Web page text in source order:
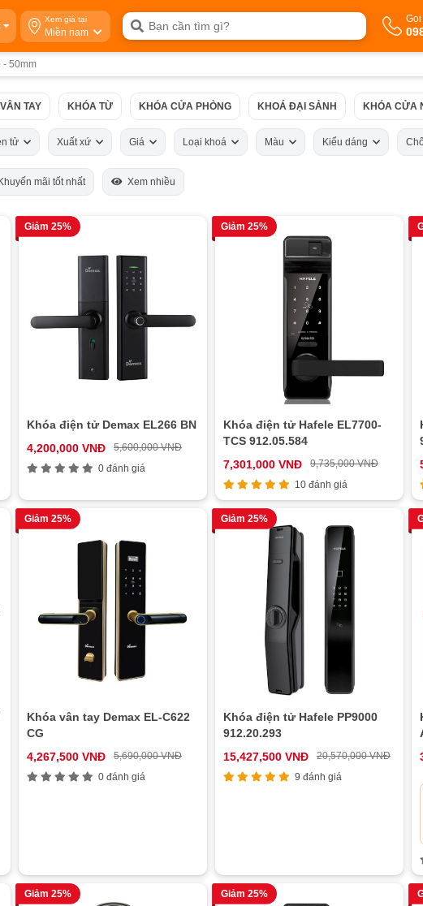
Xem giá tại
Miền nam
- 50mm
TAY KHÓA TỪ KHÓA CỬA PHÒNG KHOÁ ĐẠI SẢNH KHÓA CỬA
tử Xuất xứ Giá Loại khoá Màu Kiểu dáng
mãi tốt nhất Xem nhiều
Giảm 25%
Khóa điện tử Demax EL266 BN
4,200,000 VNĐ
5,600,000 VNĐ
0 đánh giá
Giảm 25%
Khóa điện tử Hafele EL7700-
TCS 912.05.584
7,301,000 VNĐ
9,735,000 VNĐ
10 đánh giá
Giảm 25%
Khóa vân tay Demax EL-C622
CG
4,267,500 VNĐ
5,690,000 VNĐ
0 đánh giá
Giảm 25%
Khóa điện tử Hafele PP9000
912.20.293
15,427,500 VNĐ
20,570,000 VNĐ
9 đánh giá
Giảm 25% Giảm 25%